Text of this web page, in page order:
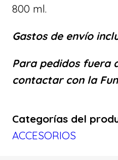
800 ml.
Gastos de envío
Para pedidos fuera
contactar con la
Categorías del
ACCESORIOS